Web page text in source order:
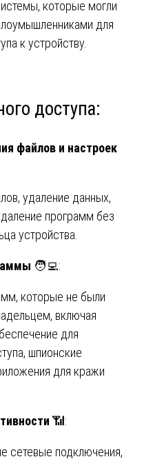
которые могли
для
к устройству.
доступа:
файлов и настроек
удаление данных,
программ без
устройства.
🧑‍💻:
которые не были
включая
для
шпионские
для кражи
📶:
сетевые подключения,